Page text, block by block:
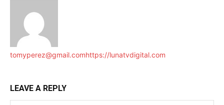
tomyperez@gmail.comhttps://lunatvdigital.com
LEAVE A REPLY